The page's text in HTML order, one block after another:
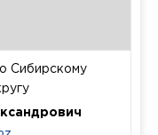
Сибирскому